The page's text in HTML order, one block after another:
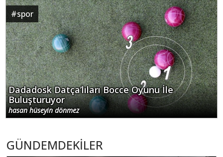
#spor
Dadadosk Datça’lıları Bocce Oyunu İle
Buluşturuyor
hasan hüseyin dönmez
GÜNDEMDEKİLER